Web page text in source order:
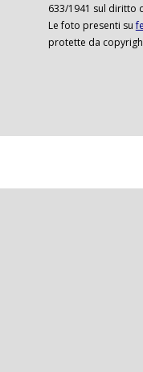
633/1941 sul diritto
Le foto presenti su
protette da